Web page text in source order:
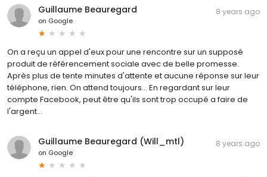
Guillaume Beauregard
on Google
8 years ago
On a reçu un appel d'eux pour une rencontre sur un supposé
produit de référencement sociale avec de belle promesse.
Après plus de tente minutes d'attente et aucune réponse sur leur
téléphone, rien. On attend toujours... En regardant sur leur
compte Facebook, peut être qu'ils sont trop occupé a faire de
l'argent...
Guillaume Beauregard (Will_mtl)
on Google
8 years ago